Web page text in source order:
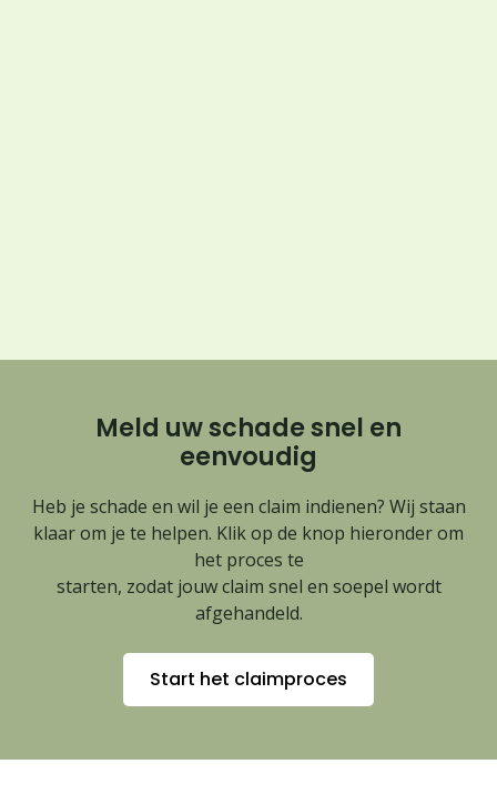
Meld uw schade snel en
eenvoudig
Heb je schade en wil je een claim indienen? Wij staan
klaar om je te helpen. Klik op de knop hieronder om
het proces te
starten, zodat jouw claim snel en soepel wordt
afgehandeld.
Start het claimproces